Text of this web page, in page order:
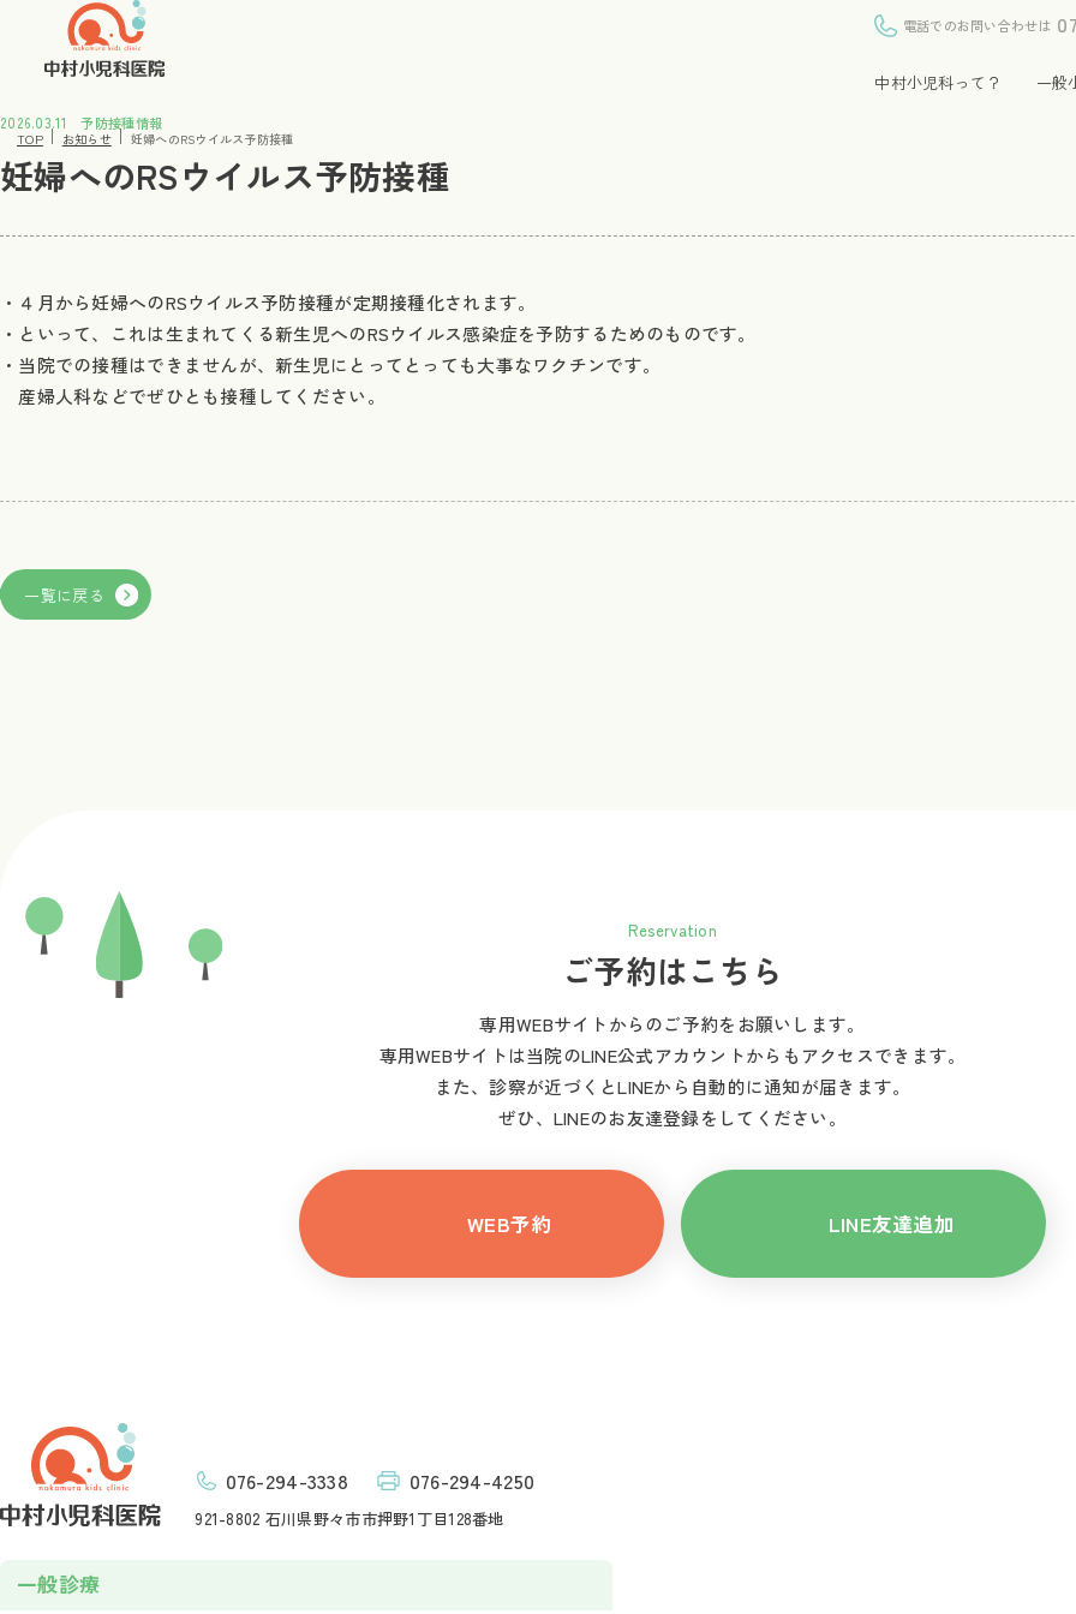
電話でのお問い合わせは
中村小児科って？ 一般
TOP お知らせ 妊婦へのRSウイルス予防接種
2026.03.11 予防接種情報
妊婦へのRSウイルス予防接種
・４月から妊婦へのRSウイルス予防接種が定期接種化されます。
・といって、これは生まれてくる新生児へのRSウイルス感染症を予防するためのものです。
・当院での接種はできませんが、新生児にとってとっても大事なワクチンです。
産婦人科などでぜひとも接種してください。
前の投稿
一覧に戻る
Reservation
ご予約はこちら
専用WEBサイトからのご予約をお願いします。
専用WEBサイトは当院のLINE公式アカウントからもアクセスできます。
また、診察が近づくとLINEから自動的に通知が届きます。
ぜひ、LINEのお友達登録をしてください。
WEB予約 LINE友達追加
076-294-3338 076-294-4250
921-8802 石川県野々市市押野1丁目128番地
一般診療